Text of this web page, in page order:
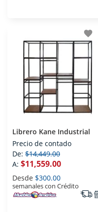
favorite
Librero Kane Industrial
Precio de contado
De: $14,449.00
A: $11,559.00
Desde $300.00
semanales con Crédito